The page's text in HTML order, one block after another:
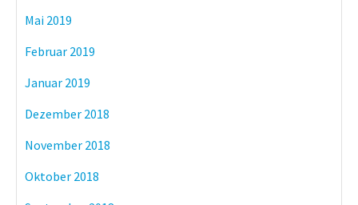
Mai 2019
Februar 2019
Januar 2019
Dezember 2018
November 2018
Oktober 2018